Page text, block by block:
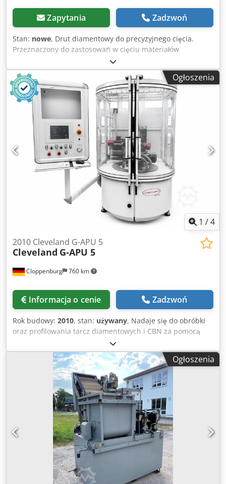
Zapytania Zadzwoń
Stan: nowe, Drut diamentowy do precyzyjnego cięcia.
Przeznaczony do zastosowań w cięciu materiałów
półprzewodnikowych, wafli krzemowych i innych
materiałów wymagających precyzyjnego cięcia. Producent:
Diamond Wire Material Technologies Dksdpfx Akszta E
Rjqjr Dostępna ilość: 7 szpul Cena: 700 EUR za szpulę
Specyfikacja: Numer katalogowy: 17GNPU2506M30 Długość:
30 km na szpulę Średnica drutu: 231 µm Rozmiar ziarna
diamentu: 22–36 Materiał rdzenia: 175 Typ szpuli: MB80
Wytrzymałość na zerwanie: 97,8 N Dołączony jest
oryginalny certyfikat jakości producenta. Nowy,
nieużywany.
Ogłoszenia
1 /4
Cloppenburg 760 km
2010 Cleveland G-APU 5
Cleveland G-APU 5
Informacja o cenie Zadzwoń
Rok budowy: 2010, stan: używany, Nadaje się do obróbki
oraz profilowania tarcz diamentowych i CBN za pomocą
tarcz z węglika krzemu, pojedynczo lub w pakiecie.
Wyposażenie dodatkowe: - Pełna obudowa, - System kamer
z systemem wideo, pole widzenia 20 x 16 mm, - Odpylanie
4000/3 D 240, 3 kW, 630 m³/h, - Jednostka wychylna do
profilowania pakietów, - Oprogramowanie do konwersji
plików DXF na pliki CNC na PC, - Ekran dotykowy, -
Standardowe oprogramowanie do realizacji prostych,
skośnych i promieniowych profili itp. Pojedyncza tarcza:
Średnica tarczy diamentowej/CBN: 400 mm Pakiety: Do Ø
150 mm i szerokości 150 mm Szerokość tarczy pojedynczej:
30 mm Oś obrotu: Płyta uchylna dla kąta wychylenia: +/- 95
stopni Oś przesuwu: Skok przesuwu 82 mm Skok
oscylacyjny: 83 mm Dsdpfx Aey Tl Iaekqskr Średnica
mocowania wrzeciona: 60 mm Otwór montażowy kołnierza
Ogłoszenia